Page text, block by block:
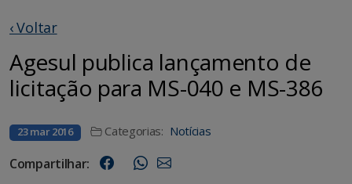
‹ Voltar
Agesul publica lançamento de
licitação para MS-040 e MS-386
23 mar 2016 Categorias: Notícias
Compartilhar: